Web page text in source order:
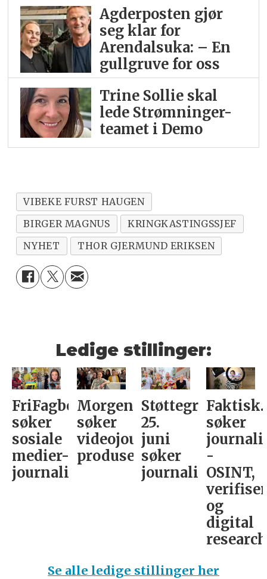
Agderposten gjør
seg klar for
Arendalsuka: – En
gullgruve for oss
Trine Sollie skal
lede Strømninger-
teamet i Demo
VIBEKE FURST HAUGEN
BIRGER MAGNUS
KRINGKASTINGSSJEF
NYHET
THOR GJERMUND ERIKSEN
Ledige stillinger:
FriFagbevegelse
søker
sosiale
medier-
journalist
Morgenbladet
søker
videojournalist/podkast-
produsent
Støttegruppa
25.
juni
søker
journalist
søker
-
OSINT,
og
digital
research­
Se alle ledige stillinger her